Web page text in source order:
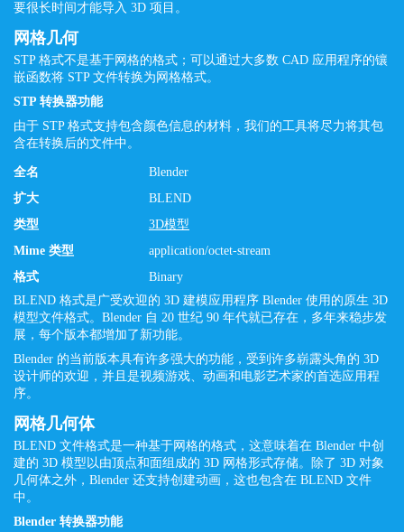
要很长时间才能导入 3D 项目。
网格几何
STP 格式不是基于网格的格式；可以通过大多数 CAD 应用程序的镶
嵌函数将 STP 文件转换为网格格式。
STP 转换器功能
由于 STP 格式支持包含颜色信息的材料，我们的工具将尽力将其包
含在转换后的文件中。
全名
Blender
扩大
BLEND
类型
3D模型
Mime 类型
application/octet-stream
格式
Binary
BLEND 格式是广受欢迎的 3D 建模应用程序 Blender 使用的原生 3D
模型文件格式。Blender 自 20 世纪 90 年代就已存在，多年来稳步发
展，每个版本都增加了新功能。
Blender 的当前版本具有许多强大的功能，受到许多崭露头角的 3D
设计师的欢迎，并且是视频游戏、动画和电影艺术家的首选应用程
序。
网格几何体
BLEND 文件格式是一种基于网格的格式，这意味着在 Blender 中创
建的 3D 模型以由顶点和面组成的 3D 网格形式存储。除了 3D 对象
几何体之外，Blender 还支持创建动画，这也包含在 BLEND 文件
中。
Blender 转换器功能